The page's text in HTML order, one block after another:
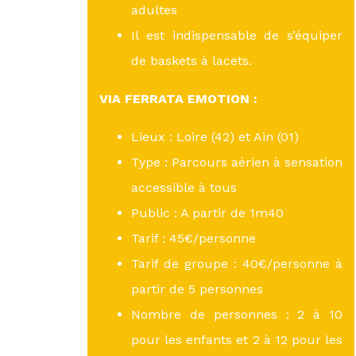
adultes
Il est indispensable de s’équiper
de baskets à lacets.
VIA FERRATA EMOTION :
Lieux : Loire (42) et Ain (01)
Type : Parcours aérien à sensation
accessible à tous
Public : A partir de 1m40
Tarif : 45€/personne
Tarif de groupe : 40€/personne à
partir de 5 personnes
Nombre de personnes : 2 à 10
pour les enfants et 2 à 12 pour les